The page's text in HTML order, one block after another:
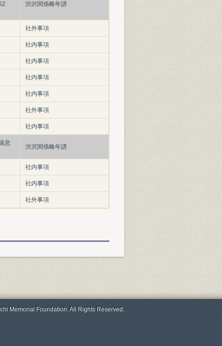
渋沢関係略年譜
社外事項
社内事項
社内事項
社内事項
社内事項
社外事項
社内事項
息
渋沢関係略年譜
社内事項
社内事項
社外事項
Memorial Foundation. All Rights Reserved.